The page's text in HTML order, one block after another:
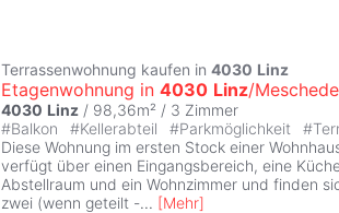
Terrassenwohnung kaufen in 4030 Linz
Etagenwohnung in 4030 Linz/
4030 Linz / 98,36m² / 3 Zimmer
#Balkon #Kellerabteil #Parkmöglichkeit #
Diese Wohnung im ersten Stock einer
verfügt über einen Eingangsbereich, eine
Abstellraum und ein Wohnzimmer und finden
zwei (wenn geteilt -... [Mehr]